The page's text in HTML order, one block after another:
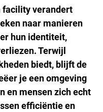
facility verandert
naar manieren
hun identiteit,
Terwijl
biedt, blijft de
je een omgeving
en mensen zich echt
efficiëntie en